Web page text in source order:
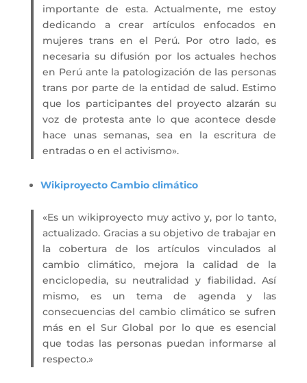
importante de esta. Actualmente, me estoy
dedicando a crear artículos enfocados en
mujeres trans en el Perú. Por otro lado, es
necesaria su difusión por los actuales hechos
en Perú ante la patologización de las personas
trans por parte de la entidad de salud. Estimo
que los participantes del proyecto alzarán su
voz de protesta ante lo que acontece desde
hace unas semanas, sea en la escritura de
entradas o en el activismo».
Wikiproyecto Cambio climático
«Es un wikiproyecto muy activo y, por lo tanto,
actualizado. Gracias a su objetivo de trabajar en
la cobertura de los artículos vinculados al
cambio climático, mejora la calidad de la
enciclopedia, su neutralidad y fiabilidad. Así
mismo, es un tema de agenda y las
consecuencias del cambio climático se sufren
más en el Sur Global por lo que es esencial
que todas las personas puedan informarse al
respecto.»